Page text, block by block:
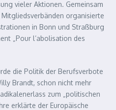
vieler Aktionen. Gemeinsam
organisierte
in Bonn und Straßburg
„Pour l’abolisation des
die Politik der Berufsverbote
Brandt, schon nicht mehr
zum „politischen
erklärte der Europäische